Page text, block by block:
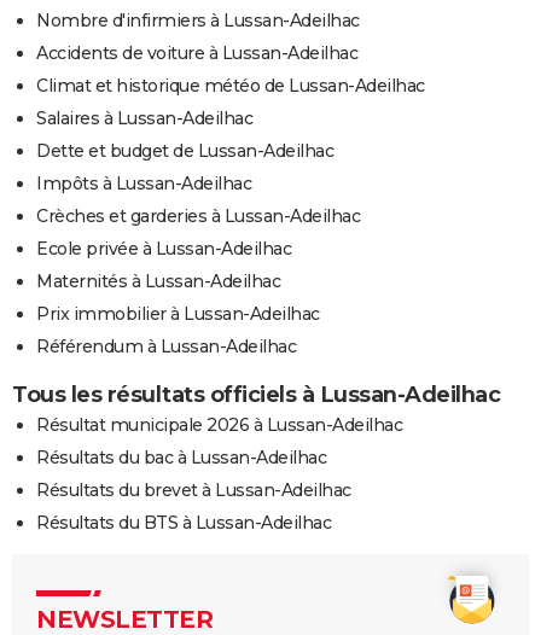
Nombre d'infirmiers à Lussan-Adeilhac
Accidents de voiture à Lussan-Adeilhac
Climat et historique météo de Lussan-Adeilhac
Salaires à Lussan-Adeilhac
Dette et budget de Lussan-Adeilhac
Impôts à Lussan-Adeilhac
Crèches et garderies à Lussan-Adeilhac
Ecole privée à Lussan-Adeilhac
Maternités à Lussan-Adeilhac
Prix immobilier à Lussan-Adeilhac
Référendum à Lussan-Adeilhac
Tous les résultats officiels à Lussan-Adeilhac
Résultat municipale 2026 à Lussan-Adeilhac
Résultats du bac à Lussan-Adeilhac
Résultats du brevet à Lussan-Adeilhac
Résultats du BTS à Lussan-Adeilhac
NEWSLETTER